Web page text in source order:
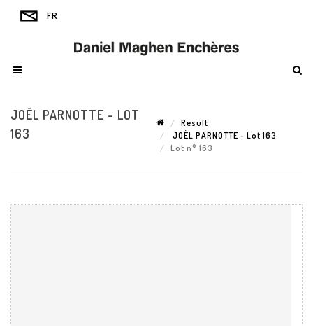
JOËL PARNOTTE - LOT
163
Result
JOËL PARNOTTE - Lot 163
Lot n° 163